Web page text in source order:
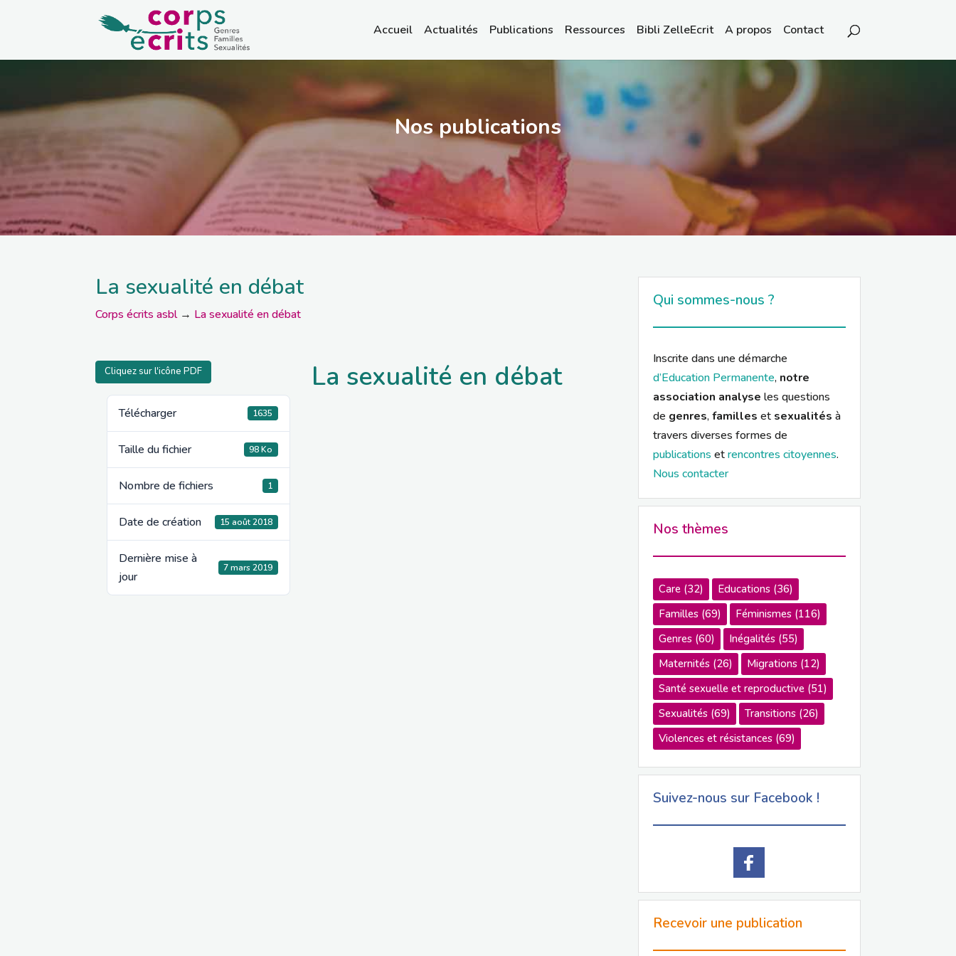
Accueil Actualités Publications Ressources Bibli ZelleEcrit A propos Contact
Nos publications
La sexualité en débat
Corps écrits asbl→ La sexualité en débat
Cliquez sur l'icône PDF
Télécharger 1635
Taille du fichier 98 Ko
Nombre de fichiers 1
Date de création 15 août 2018
Dernière mise à
jour
7 mars 2019
La sexualité en débat
Qui sommes-nous ?
Inscrite dans une démarche
d’Education Permanente, notre
association analyse les questions
de genres,familles et sexualités à
travers diverses formes de
publications etrencontres citoyennes.
Nous contacter
Nos thèmes
Care (32) Educations (36)
Familles (69) Féminismes (116)
Genres (60) Inégalités (55)
Maternités (26) Migrations (12)
Santé sexuelle et reproductive (51)
Sexualités (69) Transitions (26)
Violences et résistances (69)
Suivez-nous sur Facebook !
Recevoir une publication